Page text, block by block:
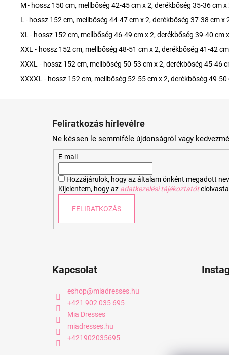
M - hossz 150 cm, mellbőség 42-45 cm x 2, derékbőség 35-36 cm x
L - hossz 152 cm, mellbőség 44-47 cm x 2, derékbőség 37-38 cm x
XL - hossz 152 cm, mellbőség 46-49 cm x 2, derékbőség 39-40 cm
XXL - hossz 152 cm, mellbőség 48-51 cm x 2, derékbőség 41-42
XXXL - hossz 152 cm, mellbőség 50-53 cm x 2, derékbőség 45-46
XXXXL - hossz 152 cm, mellbőség 52-55 cm x 2, derékbőség 49-50
Feliratkozás hírlevélre
Ne késsen le semmiféle újdonságról vagy
E-mail
Hozzájárulok, hogy az általam önként megadott
Kijelentem, hogy az adatkezelési tájékoztatót
FELIRATKOZÁS
Kapcsolat
eshop@miadresses.hu
+421 902 035 695
Mia Dresses
miadresses.hu
+421902035695